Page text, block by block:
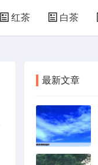
红茶 白茶
最新文章